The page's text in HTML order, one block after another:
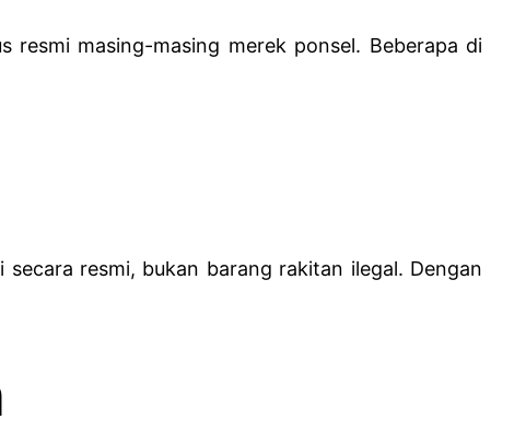
resmi masing-masing merek ponsel. Beberapa di
resmi, bukan barang rakitan ilegal. Dengan